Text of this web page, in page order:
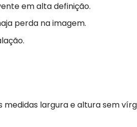
em alta definição.
perda na imagem.
largura e altura sem